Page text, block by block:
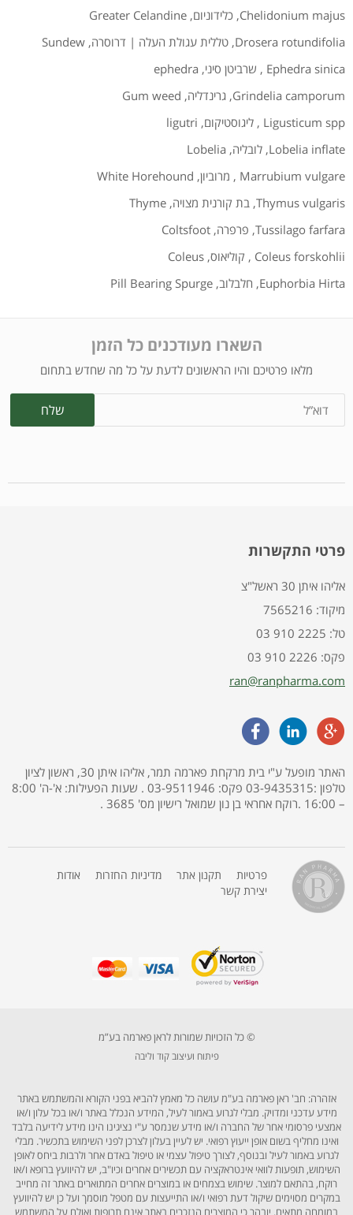
Chelidonium majus
, כלידוניום,
Greater Celandine
Drosera rotundifolia
, טללית עגולת העלה | דרוסרה,
Sundew
Ephedra sinica
, שרביטן סיני,
ephedra
Grindelia camporum
, גרינדליה,
Gum weed
Ligusticum spp
, ליגוסטיקום,
ligutri
Lobelia inflate
, לובליה,
Lobelia
Marrubium vulgare
, מרוביון,
White Horehound
Thymus vulgaris
, בת קורנית מצויה,
Thyme
Tussilago farfara
, פרפרה,
Coltsfoot
Coleus forskohlii
, קוליאוס,
Coleus
Euphorbia Hirta
, חלבלוב,
Pill Bearing Spurge
השארו מעודכנים כל הזמן
מלאו פרטיכם והיו הראשונים לדעת על כל מה שחדש בתחום
פרטי התקשרות
אליהו איתן 30 ראשל"צ
7565216 :מיקוד
03 910 2225 :טל
03 910 2226 :פקס
ran@ranpharma.com
האתר מופעל ע"י בית מרקחת פארמה תמר, אליהו איתן 30, ראשון לציון
טלפון :03-9435315 פקס: 03-9511946 . שעות הפעילות: א'-ה' 8:00
– 16:00 .רוקח אחראי בן נון שמואל רישיון מס' 3685 .
פרטיות תקנון אתר מדיניות החזרות
אודות
יצירת קשר
© כל הזכויות שמורות לראן פארמה בע”מ
פיתוח ועיצוב קוד וליבה
אזהרה: חב' ראן פארמה בע"מ עושה כל מאמץ להביא בפני הקורא והמשתמש באתר
מידע עדכני ומדויק. מבלי לגרוע באמור לעיל, המידע הנכלל באתר ו/או בכל עלון ו/או
אמצעי פרסומי אחר של החברה ו/או מידע שנמסר ע"י נציגינו הינו מידע לידיעה בלבד
ואינו מחליף בשום אופן ייעוץ רפואי. יש לעיין בעלון לצרכן לפני השימוש בתכשיר. מבלי
לגרוע באמור לעיל ובנוסף, לצורך טיפול עצמי או טיפול באדם אחר ולרבות ביחס לאופן
השימוש, תופעות לוואי אינטראקציה עם תכשירים אחרים וכיו"ב, יש להיוועץ ברופא ו/או
רוקח, בהתאם למוצר. שימוש בצמחים או במוצרים אחרים המתוארים באתר זה מחייב
במקרים מסוימים שיקול דעת רפואי ו/או התייעצות עם מטפל מוסמך ועל כן יש להיוועץ
במומחה מתאים. יובהר כי המוצרים הנזכרים באתר אינם תרופות ואולם על המשתמש